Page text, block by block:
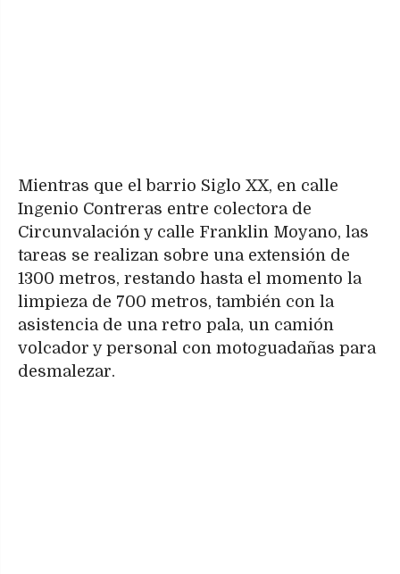
Mientras que el barrio Siglo XX, en calle
Ingenio Contreras entre colectora de
Circunvalación y calle Franklin Moyano, las
tareas se realizan sobre una extensión de
1300 metros, restando hasta el momento la
limpieza de 700 metros, también con la
asistencia de una retro pala, un camión
volcador y personal con motoguadañas para
desmalezar.